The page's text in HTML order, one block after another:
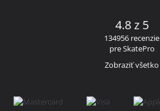
4.8 z 5
134956 recenzie
pre SkatePro
Zobraziť všetko